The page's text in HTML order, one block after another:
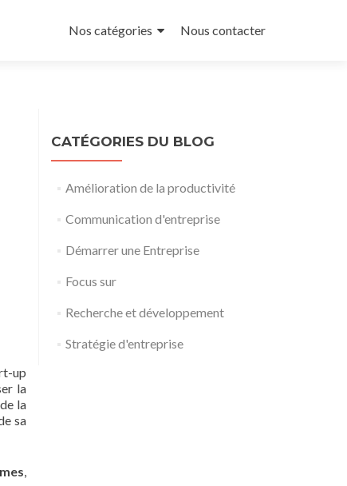
au
Nos catégories Nous contacter
up
la
la
sa
,
CATÉGORIES DU BLOG
Amélioration de la productivité
Communication d'entreprise
Démarrer une Entreprise
Focus sur
Recherche et développement
Stratégie d'entreprise